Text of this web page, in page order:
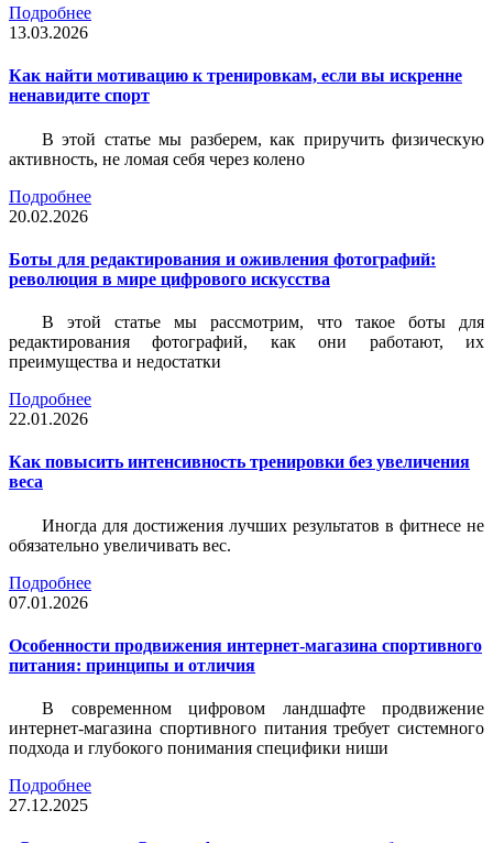
Подробнее
13.03.2026
Как найти мотивацию к тренировкам, если вы искренне
ненавидите спорт
В этой статье мы разберем, как приручить физическую
активность, не ломая себя через колено
Подробнее
20.02.2026
Боты для редактирования и оживления фотографий:
революция в мире цифрового искусства
В этой статье мы рассмотрим, что такое боты для
редактирования фотографий, как они работают, их
преимущества и недостатки
Подробнее
22.01.2026
Как повысить интенсивность тренировки без увеличения
веса
Иногда для достижения лучших результатов в фитнесе не
обязательно увеличивать вес.
Подробнее
07.01.2026
Особенности продвижения интернет-магазина спортивного
питания: принципы и отличия
В современном цифровом ландшафте продвижение
интернет-магазина спортивного питания требует системного
подхода и глубокого понимания специфики ниши
Подробнее
27.12.2025